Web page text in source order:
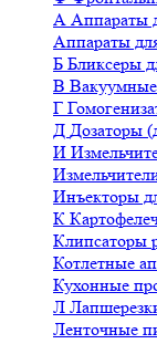
А Аппараты
Аппараты
Б Бликсеры
В
Г
Д Дозаторы
И
Инъекторы
К
Клипсаторы
Котлетные
Кухонные
Л
Ленточные